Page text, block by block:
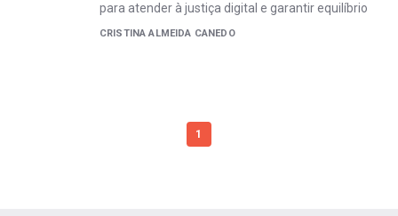
para atender à justiça digital e garantir equilíbrio
CRISTINA ALMEIDA CANEDO
1